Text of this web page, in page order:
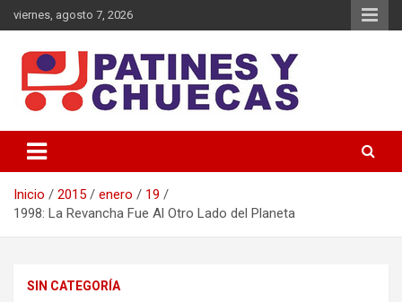
Saltar
al
viernes, agosto 7, 2026
Patines y Chuecas
Inicio 2015 enero
19
1998: La Revancha Fue Al Otro Lado del Planeta
SIN CATEGORÍA